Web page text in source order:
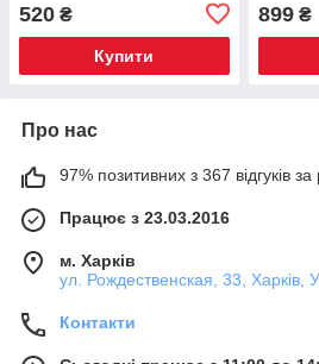
520 ₴
Купити
899₴
Про нас
97% позитивних з 367 відгуків за
Працює з 23.03.2016
м. Харків
ул. Рождественская, 33, Харків,
Контакти